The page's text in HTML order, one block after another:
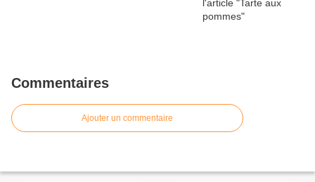
Commentaires
Ajouter un commentaire